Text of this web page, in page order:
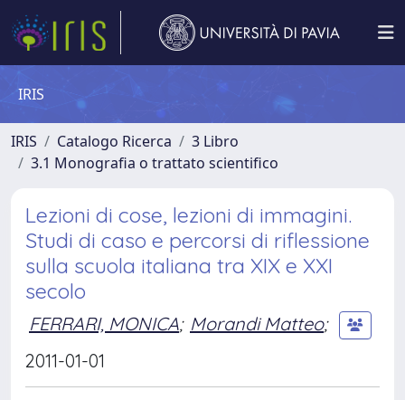
IRIS
IRIS Catalogo Ricerca
3 Libro
3.1 Monografia o trattato scientifico
Lezioni di cose, lezioni di immagini.
Studi di caso e percorsi di riflessione
sulla scuola italiana tra XIX e XXI
secolo
FERRARI, MONICA; Morandi Matteo;
2011-01-01